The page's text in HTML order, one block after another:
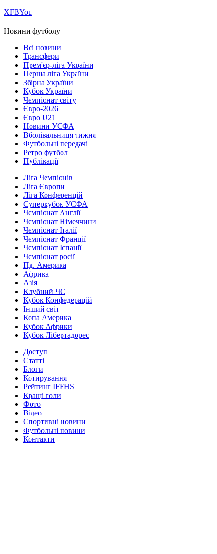
ХFBYou
Новини футболу
Всі новини
Трансфери
Прем'єр-ліга України
Перша ліга України
Збірна України
Кубок України
Чемпіонат світу
Євро-2026
Євро U21
Новини УЄФА
Вболівальниця тижня
Футбольні передачі
Ретро футбол
Публікації
Ліга Чемпіонів
Ліга Європи
Ліга Конференцій
Суперкубок УЄФА
Чемпіонат Англії
Чемпіонат Німеччини
Чемпіонат Італії
Чемпіонат Франції
Чемпіонат Іспанії
Чемпіонат росії
Пд. Америка
Африка
Азія
Клубний ЧС
Кубок Конфедерацій
Інший світ
Копа Америка
Кубок Африки
Кубок Лібертадорес
Доступ
Статті
Блоги
Котирування
Рейтинг IFFHS
Кращі голи
Фото
Відео
Спортивні новини
Футбольні новини
Контакти